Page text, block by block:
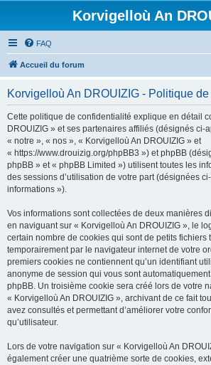
Korvigelloù An
FAQ
Accueil du forum
Korvigelloù An DROUIZIG - Politique
Cette politique de confidentialité explique en détail
DROUIZIG » et ses partenaires affiliés (désignés ci-
« notre », « nos », « Korvigelloù An DROUIZIG » et
« https://www.drouizig.org/phpBB3 ») et phpBB
phpBB » et « phpBB Limited ») utilisent toutes les
des sessions d’utilisation de votre part (désignées
informations »).
Vos informations sont collectées de deux manières
en naviguant sur « Korvigelloù An DROUIZIG », le
certain nombre de cookies qui sont de petits fichiers
temporairement par le navigateur internet de votre
premiers cookies ne contiennent qu’un identifiant
anonyme de session qui vous sont
phpBB. Un troisième cookie sera créé lors de votre
« Korvigelloù An DROUIZIG », archivant de ce fait
avez consultés et permettant d’améliorer votre
qu’utilisateur.
Lors de votre navigation sur « Korvigelloù An
également créer une quatrième sorte de cookies,